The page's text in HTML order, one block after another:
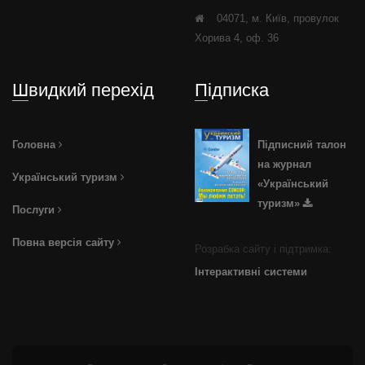
04071, м. Київ, провулок
Хорива 4, оф. 36
Швидкий перехід
Головна
Український туризм
Послуги
Повна версія сайту
Підписка
Підписний талон
на журнал
«Український
туризм»
Розрабка сайту і підтримка:
Інтерактивні системи